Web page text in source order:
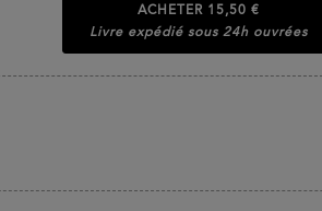
ACHETER 15,50 €
Livre expédié sous 24h ouvrées